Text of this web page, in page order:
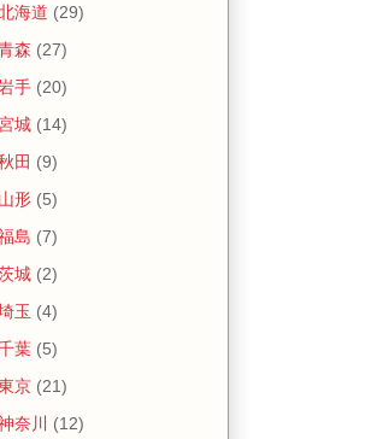
海道 (29)
森 (27)
手 (20)
城 (14)
田 (9)
形 (5)
島 (7)
城 (2)
玉 (4)
葉 (5)
京 (21)
奈川
(12)